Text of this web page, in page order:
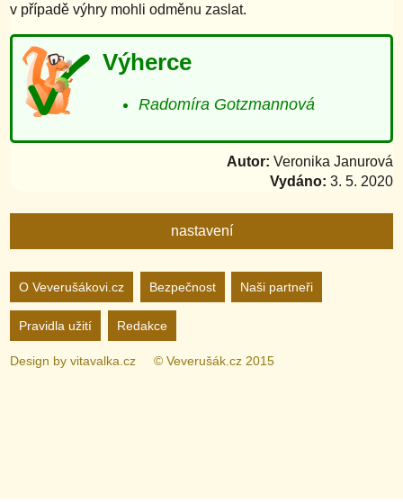
v případě výhry mohli odměnu zaslat.
Výherce
Radomíra Gotzmannová
Autor: Veronika Janurová
Vydáno: 3. 5. 2020
nastavení
Nastavení webu
Animované
O Veverušákovi.cz Bezpečnost Naši partneři
Pravidla užití Redakce
Design byvitavalka.cz © Veverušák.cz 2015